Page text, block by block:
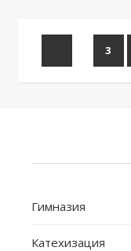
3
Гимназия
Катехизация